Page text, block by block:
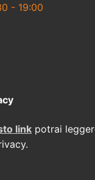
- 19:00
link potrai